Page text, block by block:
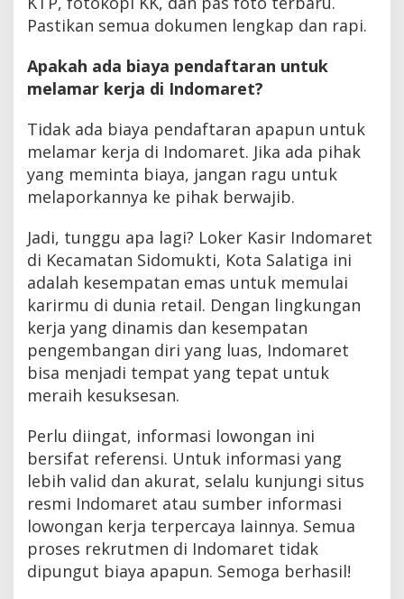
Pastikan semua dokumen lengkap dan rapi.
Apakah ada biaya pendaftaran untuk
melamar kerja di Indomaret?
Tidak ada biaya pendaftaran apapun untuk
melamar kerja di Indomaret. Jika ada pihak
yang meminta biaya, jangan ragu untuk
melaporkannya ke pihak berwajib.
Jadi, tunggu apa lagi? Loker Kasir Indomaret
di Kecamatan Sidomukti, Kota Salatiga ini
adalah kesempatan emas untuk memulai
karirmu di dunia retail. Dengan lingkungan
kerja yang dinamis dan kesempatan
pengembangan diri yang luas, Indomaret
bisa menjadi tempat yang tepat untuk
meraih kesuksesan.
Perlu diingat, informasi lowongan ini
bersifat referensi. Untuk informasi yang
lebih valid dan akurat, selalu kunjungi situs
resmi Indomaret atau sumber informasi
lowongan kerja terpercaya lainnya. Semua
proses rekrutmen di Indomaret tidak
dipungut biaya apapun. Semoga berhasil!